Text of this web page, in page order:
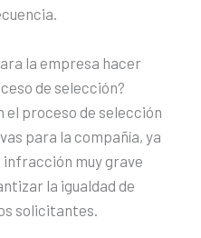
la empresa hacer
de selección?
el proceso de selección
para la compañía, ya
muy grave
la igualdad de
solicitantes.